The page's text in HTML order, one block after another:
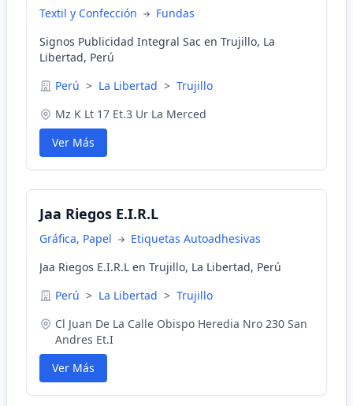
Textil y Confección
Fundas
Signos Publicidad Integral Sac en Trujillo, La
Libertad, Perú
Perú > La Libertad > Trujillo
Mz K Lt 17 Et.3 Ur La Merced
Ver Más
Jaa Riegos E.I.R.L
Gráfica, Papel
Etiquetas Autoadhesivas
Jaa Riegos E.I.R.L en Trujillo, La Libertad, Perú
Perú > La Libertad > Trujillo
Cl Juan De La Calle Obispo Heredia Nro 230 San
Andres Et.I
Ver Más